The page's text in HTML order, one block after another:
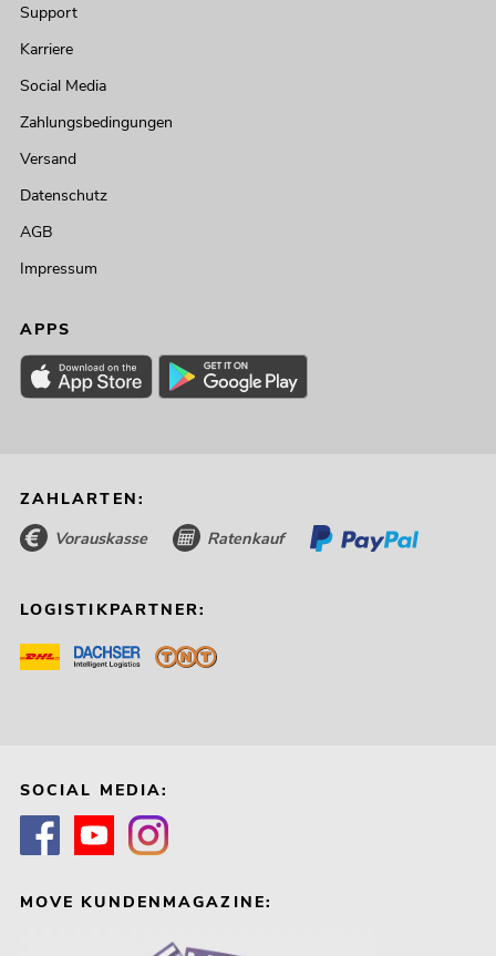
Support
Karriere
Social Media
Zahlungsbedingungen
Versand
Datenschutz
AGB
Impressum
APPS
ZAHLARTEN:
Vorauskasse Ratenkauf
LOGISTIKPARTNER:
SOCIAL MEDIA:
MOVE KUNDENMAGAZINE: